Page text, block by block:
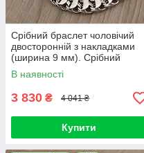
Срібний браслет чоловічий
двосторонній з накладками
(ширина 9 мм). Срібний
браслет широкий на руку. 18
см
В наявності
3 830 ₴ 4 041 ₴
Купити